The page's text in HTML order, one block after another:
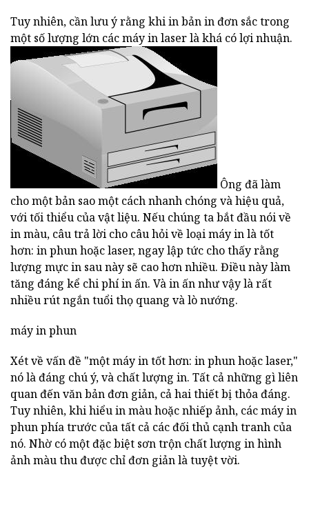
Tuy nhiên, cần lưu ý rằng khi in bản in đơn sắc trong
một số lượng lớn các máy in laser là khá có lợi nhuận.
Ông đã làm
cho một bản sao một cách nhanh chóng và hiệu quả,
với tối thiểu của vật liệu. Nếu chúng ta bắt đầu nói về
in màu, câu trả lời cho câu hỏi về loại máy in là tốt
hơn: in phun hoặc laser, ngay lập tức cho thấy rằng
lượng mực in sau này sẽ cao hơn nhiều. Điều này làm
tăng đáng kể chi phí in ấn. Và in ấn như vậy là rất
nhiều rút ngắn tuổi thọ quang và lò nướng.
máy in phun
Xét về vấn đề "một máy in tốt hơn: in phun hoặc laser,"
nó là đáng chú ý, và chất lượng in. Tất cả những gì liên
quan đến văn bản đơn giản, cả hai thiết bị thỏa đáng.
Tuy nhiên, khi hiểu in màu hoặc nhiếp ảnh, các máy in
phun phía trước của tất cả các đối thủ cạnh tranh của
nó. Nhờ có một đặc biệt sơn trộn chất lượng in hình
ảnh màu thu được chỉ đơn giản là tuyệt vời.